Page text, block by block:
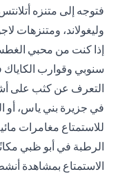
فتوجه إلى متنزه
وليغولاند، ومتنزهات
إذا كنت من محبي
سنوبي وقوارب
التعرف عن كثب على
في جزيرة بني ياس، أو
للاستمتاع مغامرات
الرطبة في أبو ظبي
الاستمتاع بمشاهدة